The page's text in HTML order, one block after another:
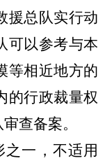
援总队实行动
可以参考与本
等相近地方的
的行政裁量权
查备案。
之一，不适用